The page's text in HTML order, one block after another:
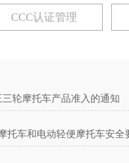
CCC认证管理
轮摩托车产品准入的通知
托车和电动轻便摩托车安